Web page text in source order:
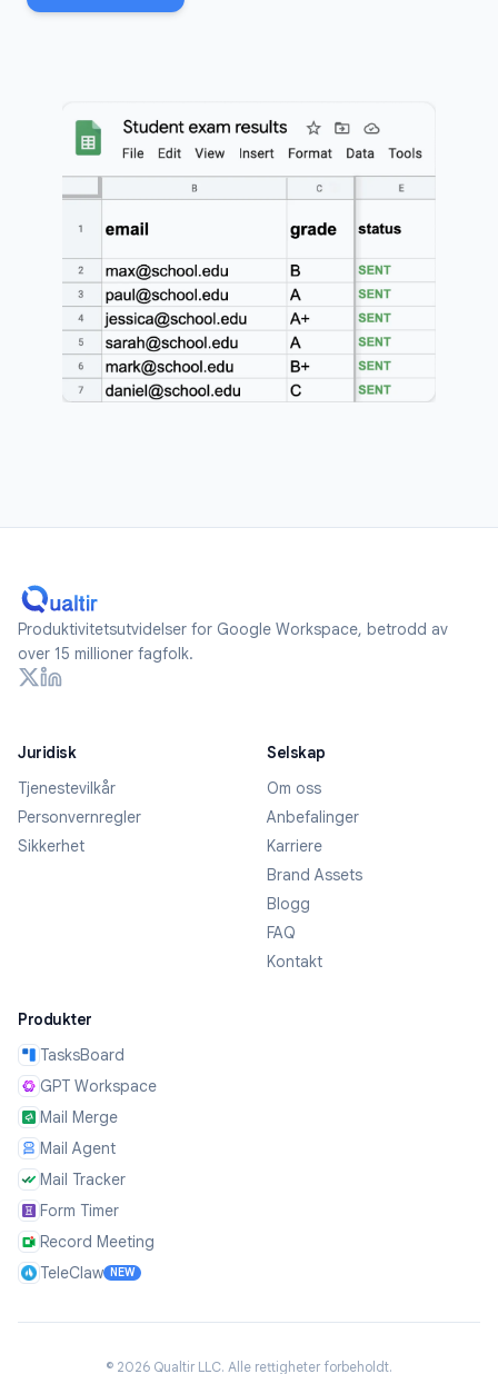
Produktivitetsutvidelser for Google Workspace, betrodd av
over 15 millioner fagfolk.
Juridisk
Tjenestevilkår
Personvernregler
Sikkerhet
Selskap
Om oss
Anbefalinger
Karriere
Brand Assets
Blogg
FAQ
Kontakt
Produkter
TasksBoard
GPT Workspace
Mail Merge
Mail Agent
Mail Tracker
Form Timer
Record Meeting
TeleClaw NEW
© 2026 Qualtir LLC. Alle rettigheter forbeholdt.